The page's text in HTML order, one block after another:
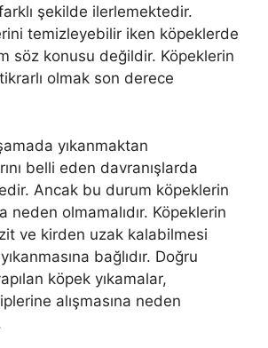
şekilde ilerlemektedir.
temizleyebilir iken köpeklerde
söz konusu değildir. Köpeklerin
olmak son derece
yıkanmaktan
belli eden davranışlarda
Ancak bu durum köpeklerin
neden olmamalıdır. Köpeklerin
ve kirden uzak kalabilmesi
bağlıdır. Doğru
köpek yıkamalar,
alışmasına neden